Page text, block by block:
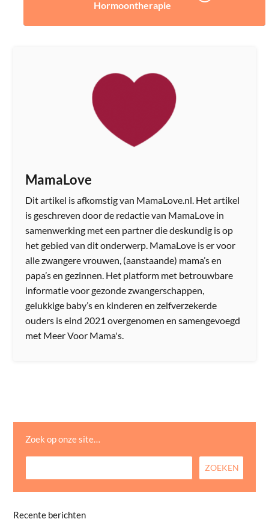
Hormoontherapie
MamaLove
Dit artikel is afkomstig van MamaLove.nl. Het artikel
is geschreven door de redactie van MamaLove in
samenwerking met een partner die deskundig is op
het gebied van dit onderwerp. MamaLove is er voor
alle zwangere vrouwen, (aanstaande) mama’s en
papa’s en gezinnen. Het platform met betrouwbare
informatie voor gezonde zwangerschappen,
gelukkige baby’s en kinderen en zelfverzekerde
ouders is eind 2021 overgenomen en samengevoegd
met Meer Voor Mama's.
Zoek op onze site…
Recente berichten